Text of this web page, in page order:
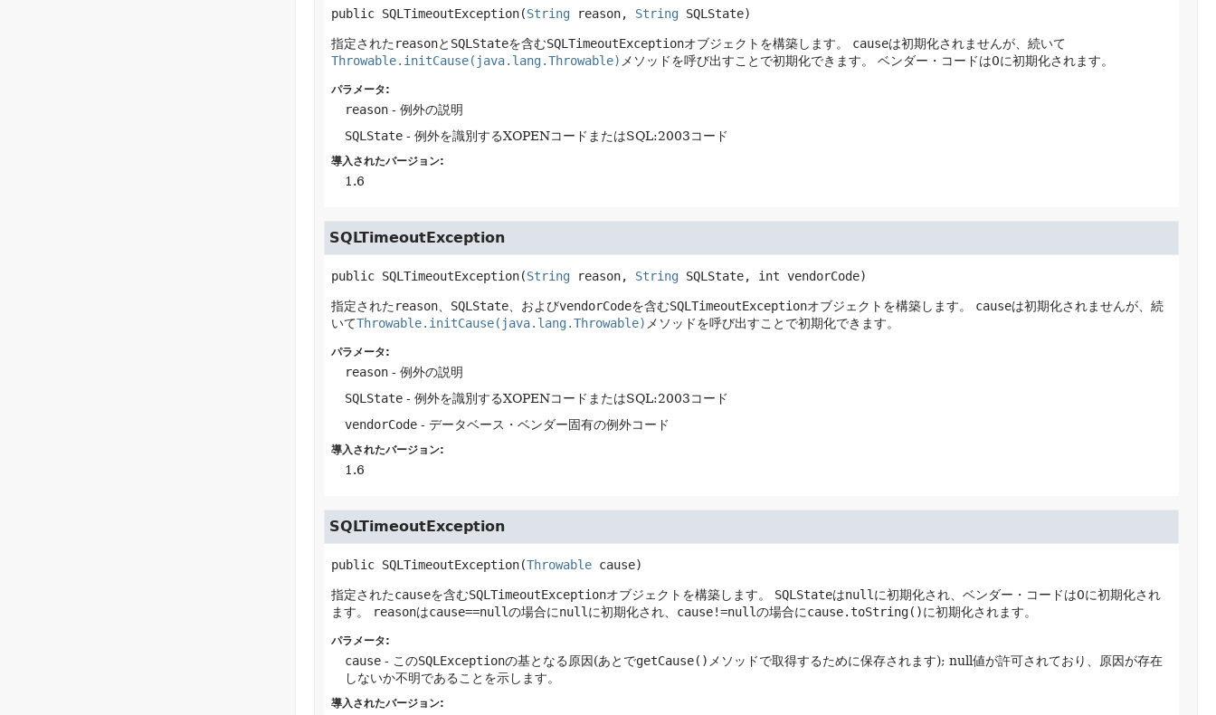
public SQLTimeoutException(String reason, String SQLState)
指定された reasonと SQLStateを含むSQLTimeoutExceptionオブジェクトを構築します。 causeは初期化されませんが、続いて
Throwable.initCause(java.lang.Throwable) メソッドを呼び出すことで初期化できます。 ベンダー・コードは0に初期化されます。
パラメータ:
reason- 例外の説明
SQLState- 例外を識別するXOPENコードまたはSQL:2003コード
導入されたバージョン:
1.6
SQLTimeoutException
public SQLTimeoutException(String reason, String SQLState, int vendorCode)
指定された reason、 SQLState、およびvendorCodeを含むSQLTimeoutExceptionオブジェクトを構築します。 causeは初期化されませんが、続
いてThrowable.initCause(java.lang.Throwable) メソッドを呼び出すことで初期化できます。
パラメータ:
reason- 例外の説明
SQLState- 例外を識別するXOPENコードまたはSQL:2003コード
vendorCode- データベース・ベンダー固有の例外コード
導入されたバージョン:
1.6
SQLTimeoutException
public SQLTimeoutException(Throwable cause)
指定されたcauseを含むSQLTimeoutExceptionオブジェクトを構築します。 SQLStateはnull に初期化され、ベンダー・コードは0に初期化され
ます。
reasonはcause==nullの場合にnull に初期化され、 cause!=nullの場合にcause.toString()に初期化されます。
パラメータ:
cause- このSQLExceptionの基となる原因(あとでgetCause() メソッドで取得するために保存されます); null値が許可されており、原因が存在
しないか不明であることを示します。
導入されたバージョン: